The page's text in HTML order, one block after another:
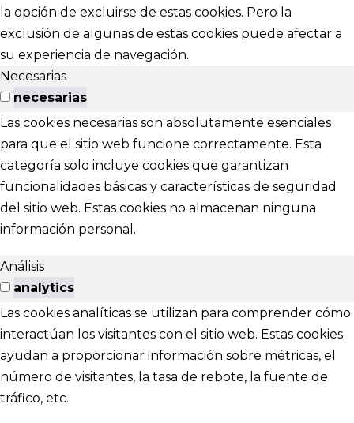
la opción de excluirse de estas cookies. Pero la
exclusión de algunas de estas cookies puede afectar a
su experiencia de navegación.
Necesarias
necesarias
Las cookies necesarias son absolutamente esenciales
para que el sitio web funcione correctamente. Esta
categoría solo incluye cookies que garantizan
funcionalidades básicas y características de seguridad
del sitio web. Estas cookies no almacenan ninguna
información personal.
Análisis
analytics
Las cookies analíticas se utilizan para comprender cómo
interactúan los visitantes con el sitio web. Estas cookies
ayudan a proporcionar información sobre métricas, el
número de visitantes, la tasa de rebote, la fuente de
tráfico, etc.